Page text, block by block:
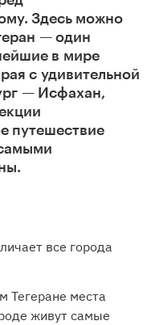
Здесь можно
— один
в мире
с удивительной
— Исфахан,
путешествие
все города
Тегеране места
живут самые